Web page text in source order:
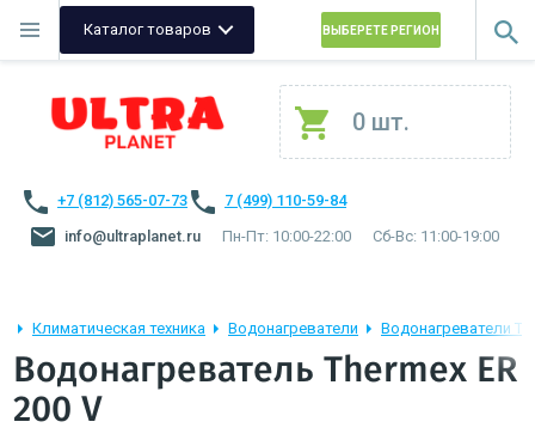
Каталог товаров ВЫБЕРЕТЕ РЕГИОН
0 шт.
+7 (812) 565-07-73
7 (499) 110-59-84
info@ultraplanet.ru
Пн-Пт: 10:00-22:00 Сб-Вс: 11:00-19:00
Климатическая техника Водонагреватели Водонагреватели
Водонагреватель Thermex ER
200 V